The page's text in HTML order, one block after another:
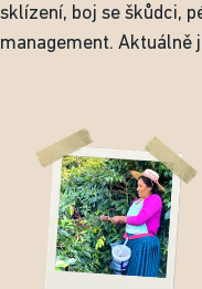
sklízení, boj se škůdci,
management.